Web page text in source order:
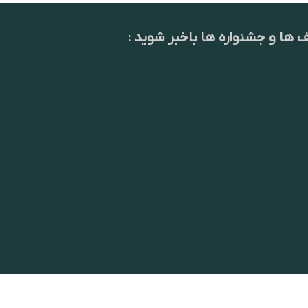
ها و جشنواره ها باخبر شوید :